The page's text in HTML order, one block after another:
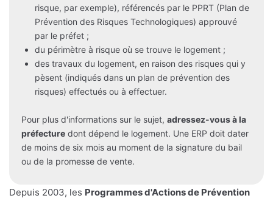
risque, par exemple), référencés par le PPRT (Plan de
Prévention des Risques Technologiques) approuvé
par le préfet ;
du périmètre à risque où se trouve le logement ;
des travaux du logement, en raison des risques qui y
pèsent (indiqués dans un plan de prévention des
risques) effectués ou à effectuer.
Pour plus d'informations sur le sujet, adressez-vous à la
préfecture dont dépend le logement. Une ERP doit dater
de moins de six mois au moment de la signature du bail
ou de la promesse de vente.
Depuis 2003, les Programmes d'Actions de Prévention